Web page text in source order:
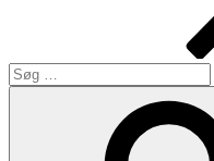
Søg
efter: